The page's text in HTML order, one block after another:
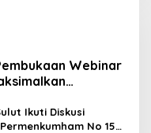
Webinar
Ikuti Diskusi
No 15